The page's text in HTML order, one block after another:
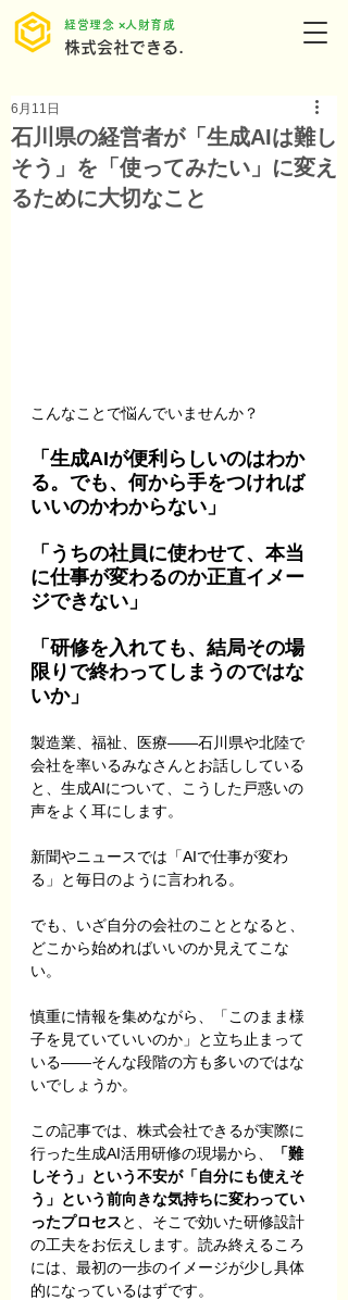
株式会社できる.
​経営理念 ×人財育成
石川県の経営者が「生成AIは難し
そう」を「使ってみたい」に変え
るために大切なこと
6月11日
こんなことで悩んでいませんか？
「生成AIが便利らしいのはわか
る。でも、何から手をつければ
いいのかわからない」
「うちの社員に使わせて、本当
に仕事が変わるのか正直イメー
ジできない」
「研修を入れても、結局その場
限りで終わってしまうのではな
いか」
製造業、福祉、医療——石川県や北陸で
会社を率いるみなさんとお話ししている
と、生成AIについて、こうした戸惑いの
声をよく耳にします。
新聞やニュースでは「AIで仕事が変わ
る」と毎日のように言われる。
でも、いざ自分の会社のこととなると、
どこから始めればいいのか見えてこな
い。
慎重に情報を集めながら、「このまま様
子を見ていていいのか」と立ち止まって
いる——そんな段階の方も多いのではな
いでしょうか。
この記事では、株式会社できるが実際に
行った生成AI活用研修の現場から、
「難
しそう」という不安が「自分にも使えそ
う」という前向きな気持ちに変わってい
ったプロセスと、そこで効いた研修設計
の工夫をお伝えします。読み終えるころ
には、最初の一歩のイメージが少し具体
的になっているはずです。